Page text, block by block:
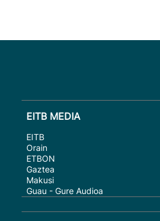
EITB MEDIA
EITB
Orain
ETBON
Gaztea
Makusi
Guau - Gure Audioa